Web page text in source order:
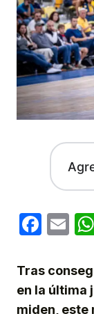
Tras
en la última
miden, este